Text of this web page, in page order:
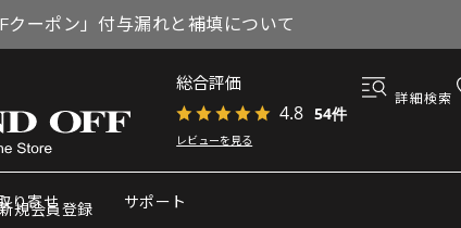
ーポン」付与漏れと補填について
総合評価
4.8 54件
レビューを見る
詳細検索
り寄せ サポート
規会員登録